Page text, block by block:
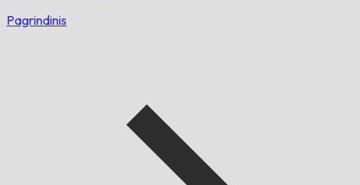
Pagrindinis